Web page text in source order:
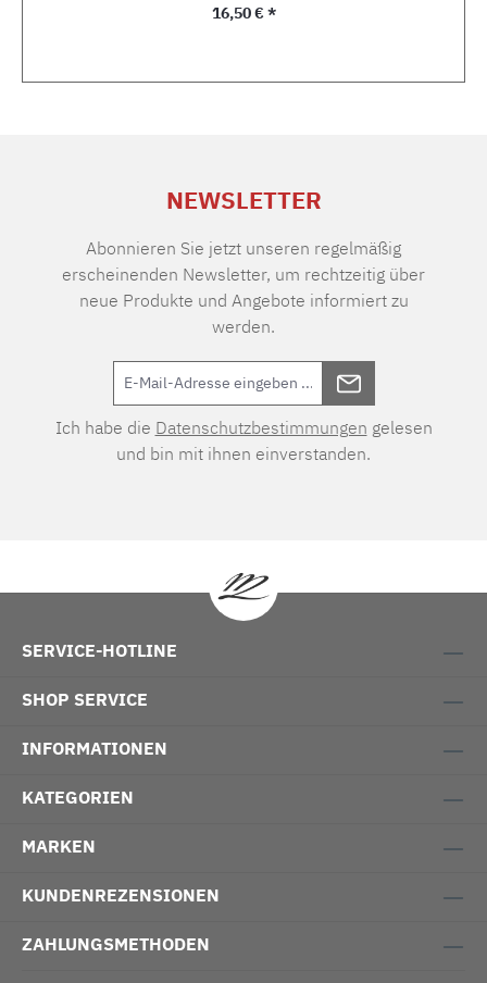
Regulärer Preis:
16,50 € *
NEWSLETTER
Abonnieren Sie jetzt unseren regelmäßig
erscheinenden Newsletter, um rechtzeitig über
neue Produkte und Angebote informiert zu
werden.
Ich habe die Datenschutzbestimmungen gelesen
und bin mit ihnen einverstanden.
SERVICE-HOTLINE
SHOP SERVICE
INFORMATIONEN
KATEGORIEN
MARKEN
KUNDENREZENSIONEN
ZAHLUNGSMETHODEN